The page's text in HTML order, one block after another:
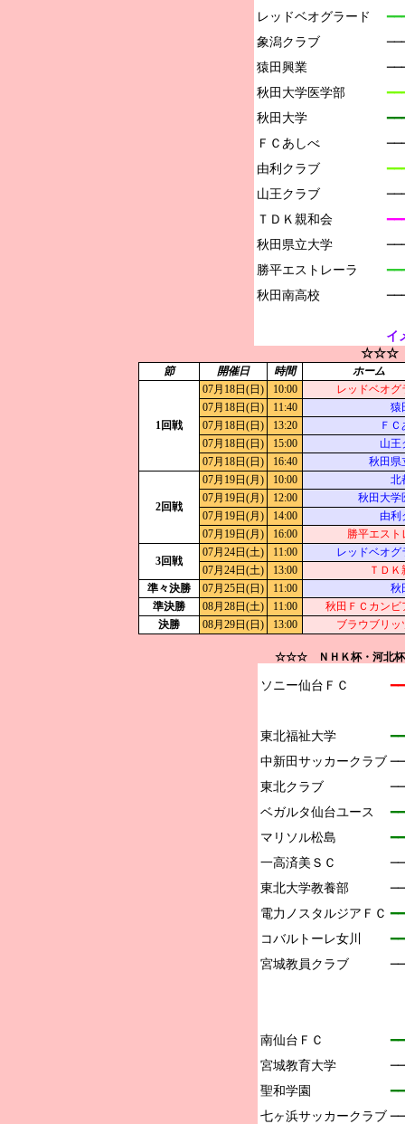
レッドベオグラード
象潟クラブ
猿田興業
秋田大学医学部
秋田大学
ＦＣあしべ
由利クラブ
山王クラブ
ＴＤＫ親和会
秋田県立大学
勝平エストレーラ
イ
☆☆☆
節 開催日 時間 ホーム
1回戦
07月18日(日) 10:00
レッドベオグ
07月18日(日)
11:40
猿
07月18日(日)
13:20
Ｆ
07月18日(日)
15:00
山王
07月18日(日)
16:40 秋田県
2回戦
07月19日(月) 10:00
北
07月19日(月)
12:00
秋田大学
07月19日(月)
14:00
由利
07月19日(月)
16:00 勝平エスト
3回戦
07月24日(土) 11:00
レッドベオグ
07月24日(土)
13:00
ＴＤ
準々決勝
07月25日(日) 11:00
秋
準決勝
08月28日(土) 11:00
秋田ＦＣカンビ
決勝
08月29日(日) 13:00 ブラウブリッ
☆☆☆ ＮＨＫ杯・河北杯
ソニー仙台ＦＣ
東北福祉大学
中新田サッカークラブ
東北クラブ
ベガルタ仙台ユース
マリソル松島
一高済美ＳＣ
東北大学教養部
電力ノスタルジアＦＣ
コバルトーレ女川
宮城教員クラブ
南仙台ＦＣ
宮城教育大学
聖和学園
七ヶ浜サッカークラブ